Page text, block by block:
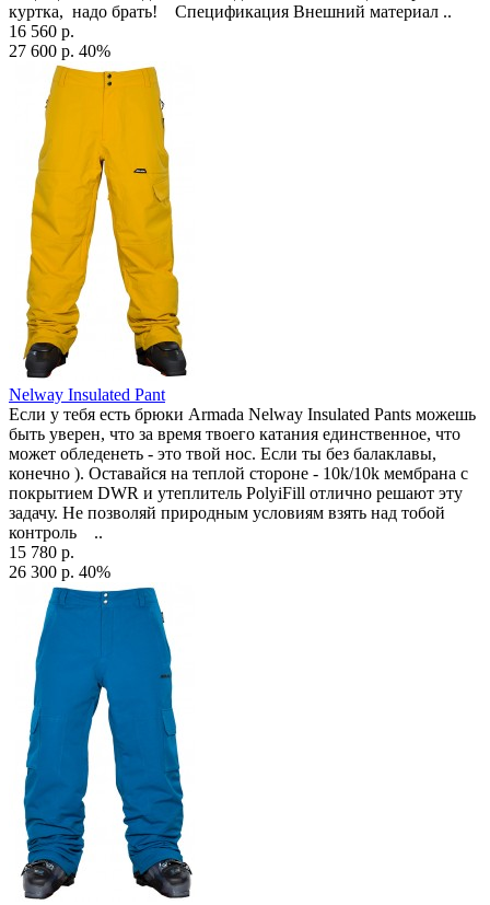
куртка, надо брать! Спецификация Внешний материал ..
16 560 р.
27 600 р. 40%
Nelway Insulated Pant
Если у тебя есть брюки Armada Nelway Insulated Pants можешь
быть уверен, что за время твоего катания единственное, что
может обледенеть - это твой нос. Если ты без балаклавы,
конечно ). Оставайся на теплой стороне - 10k/10k мембрана с
покрытием DWR и утеплитель PolyiFill отлично решают эту
задачу. Не позволяй природным условиям взять над тобой
контроль ..
15 780 р.
26 300 р. 40%